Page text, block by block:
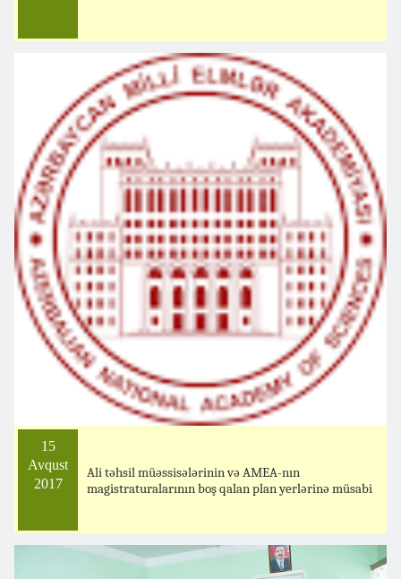
15
Avqust
2017
Ali təhsil müəssisələrinin və AMEA-nın
magistraturalarının boş qalan plan yerlərinə müsabi